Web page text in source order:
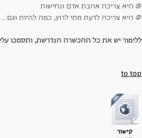
@ היא צריכה אהבת אדם ונחישות
@ היא צריכה לדעת מתי לרוץ, כמה להיות
ללימור יש את כל ההכשרה הנדרשת, ותסמכו
to top
קישור